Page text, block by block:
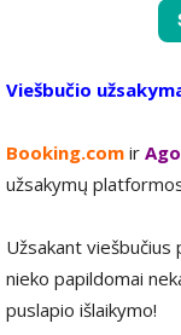
Viešbučio
Booking.com ir
užsakymų
Užsakant
nieko papildomai
puslapio išlaikymo!